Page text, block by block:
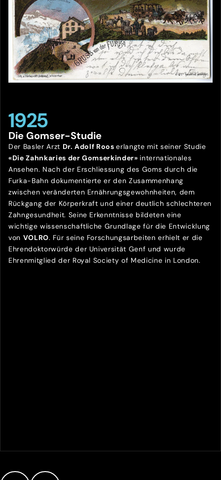
1925
Die Gomser-Studie
Der Basler Arzt Dr. Adolf Rooserlangte mit seiner Studie
«Die Zahnkaries der Gomserkinder» internationales
Ansehen. Nach der Erschliessung des Goms durch die
Furka-Bahn dokumentierte er den Zusammenhang
zwischen veränderten Ernährungsgewohnheiten, dem
Rückgang der Körperkraft und einer deutlich schlechteren
Zahngesundheit. Seine Erkenntnisse bildeten eine
wichtige wissenschaftliche Grundlage für die Entwicklung
von VOLRO. Für seine Forschungsarbeiten erhielt er die
Ehrendoktorwürde der Universität Genf und wurde
Ehrenmitglied der Royal Society of Medicine in London.